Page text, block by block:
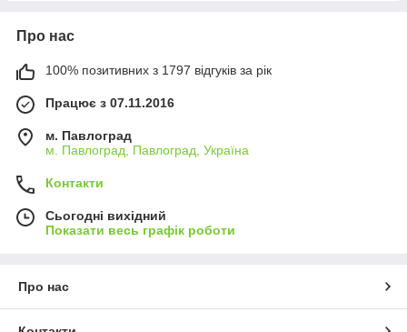
Про нас
100% позитивних з 1797 відгуків за рік
Працює з 07.11.2016
м. Павлоград
м. Павлоград, Павлоград, Україна
Контакти
Сьогодні вихідний
Показати весь графік роботи
Про нас